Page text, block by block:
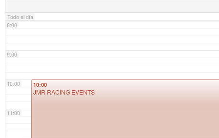
Todo el día
8:00
9:00
10:00
11:00
10:00
JMR RACING EVENTS